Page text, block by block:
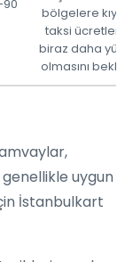
bölgelere
taksi
biraz daha
olmasını
uygun
İstanbulkart